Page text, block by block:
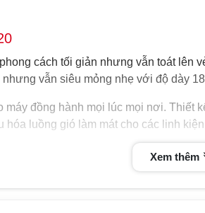
cách tối giản nhưng vẫn toát lên
vẫn siêu mỏng nhẹ với độ dày
đồng hành mọi lúc mọi nơi. Thiết
luồng gió làm mát cho các linh
Xem thêm